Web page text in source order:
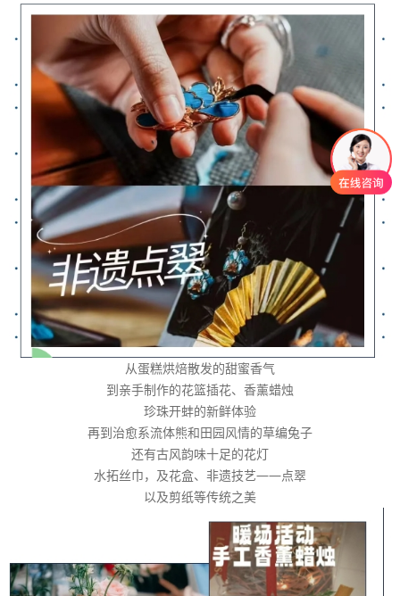
从蛋糕烘焙散发的甜蜜香气
到亲手制作的花篮插花、香薰蜡烛
珍珠开蚌的新鲜体验
再到治愈系流体熊和田园风情的草编兔子
还有古风韵味十足的花灯
水拓丝巾，及花盒、非遗技艺——点翠
以及剪纸等传统之美